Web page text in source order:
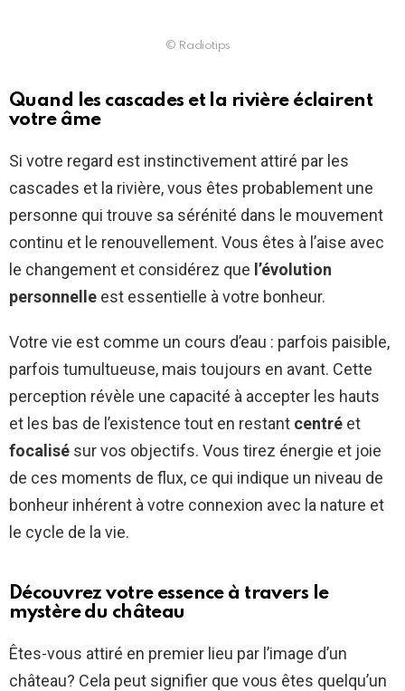
© Radiotips
Quand les cascades et la rivière éclairent
votre âme
Si votre regard est instinctivement attiré par les
cascades et la rivière, vous êtes probablement une
personne qui trouve sa sérénité dans le mouvement
continu et le renouvellement. Vous êtes à l’aise avec
le changement et considérez que l’évolution
personnelle est essentielle à votre bonheur.
Votre vie est comme un cours d’eau : parfois paisible,
parfois tumultueuse, mais toujours en avant. Cette
perception révèle une capacité à accepter les hauts
et les bas de l’existence tout en restant centré et
focalisé sur vos objectifs. Vous tirez énergie et joie
de ces moments de flux, ce qui indique un niveau de
bonheur inhérent à votre connexion avec la nature et
le cycle de la vie.
Découvrez votre essence à travers le
mystère du château
Êtes-vous attiré en premier lieu par l’image d’un
château? Cela peut signifier que vous êtes quelqu’un